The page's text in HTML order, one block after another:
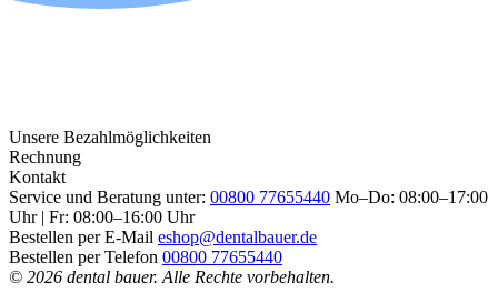
Unsere Bezahlmöglichkeiten
Rechnung
Kontakt
Service und Beratung unter: 00800 77655440 Mo–Do: 08:00–17:00
Uhr | Fr: 08:00–16:00 Uhr
Bestellen per E-Mail eshop@dentalbauer.de
Bestellen per Telefon 00800 77655440
© 2026 dental bauer. Alle Rechte vorbehalten.